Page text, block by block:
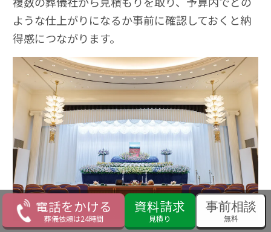
ような仕上がりになるか事前に確認しておくと納
得感につながります。
電話をかける
葬儀依頼は24時間
資料請求
見積り
事前相談
無料